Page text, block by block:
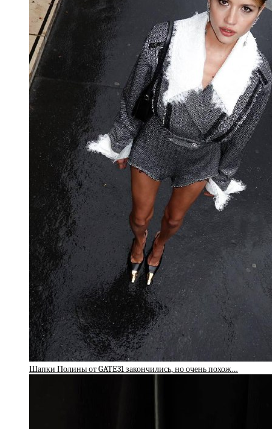
Шапки Полины от GATE31 закончились, но очень похож…